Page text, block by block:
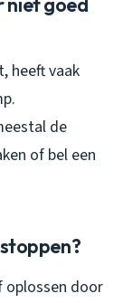
heeft vaak
de
of bel een
oplossen door